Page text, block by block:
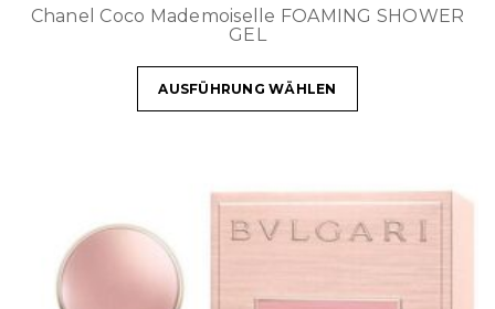
Chanel Coco Mademoiselle FOAMING SHOWER
GEL
AUSFÜHRUNG WÄHLEN